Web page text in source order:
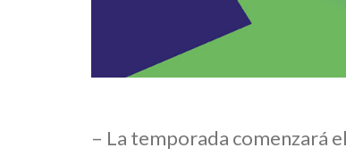
– La temporada comenzará